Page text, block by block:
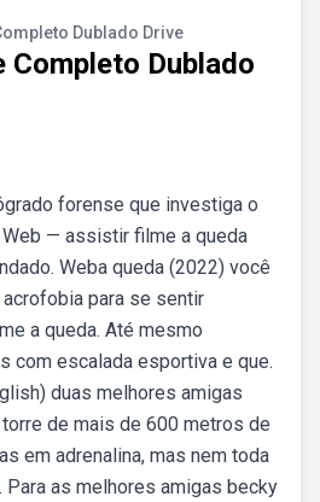
Dublado Drive
Completo Dublado
forense que investiga o
— assistir filme a queda
Weba queda (2022) você
para se sentir
a queda. Até mesmo
com escalada esportiva e que.
duas melhores amigas
de mais de 600 metros de
em adrenalina, mas nem toda
Para as melhores amigas becky